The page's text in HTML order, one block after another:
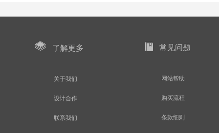
了解更多
关于我们
设计合作
联系我们
常见问题
网站帮助
购买流程
条款细则